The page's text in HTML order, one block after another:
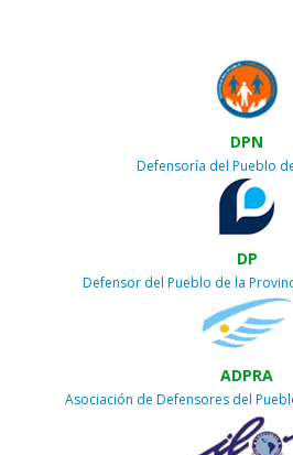
DPN
Defensoría del Pueblo
DP
Defensor del Pueblo de la
ADPRA
Asociación de Defensores del